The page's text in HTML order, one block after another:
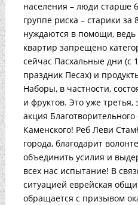
населения – люди старше
группе риска – старики
нуждаются в помощи,
квартир запрещено
сейчас Пасхальные дни (с
праздник Песах) и
Наборы, в частности,
и фруктов. Это уже
акция
Каменского! Реб Леви
города, благодарит
объединить усилия и
всех нас испытание! В
ситуацией еврейская
обращается с призывом